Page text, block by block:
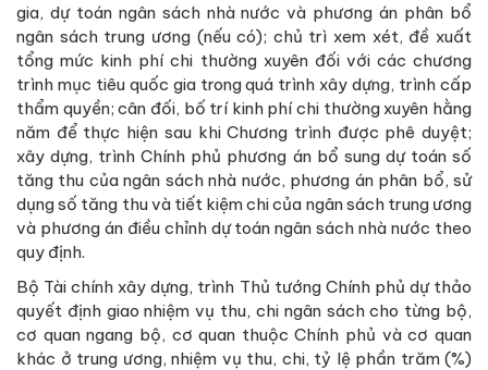
gia, dự toán ngân sách nhà nước và phương án phân bổ
ngân sách trung ương (nếu có); chủ trì xem xét, đề xuất
tổng mức kinh phí chi thường xuyên đối với các chương
trình mục tiêu quốc gia trong quá trình xây dựng, trình cấp
thẩm quyền; cân đối, bố trí kinh phí chi thường xuyên hằng
năm để thực hiện sau khi Chương trình được phê duyệt;
xây dựng, trình Chính phủ phương án bổ sung dự toán số
tăng thu của ngân sách nhà nước, phương án phân bổ, sử
dụng số tăng thu và tiết kiệm chi của ngân sách trung ương
và phương án điều chỉnh dự toán ngân sách nhà nước theo
quy định.
Bộ Tài chính xây dựng, trình Thủ tướng Chính phủ dự thảo
quyết định giao nhiệm vụ thu, chi ngân sách cho từng bộ,
cơ quan ngang bộ, cơ quan thuộc Chính phủ và cơ quan
khác ở trung ương, nhiệm vụ thu, chi, tỷ lệ phần trăm (%)